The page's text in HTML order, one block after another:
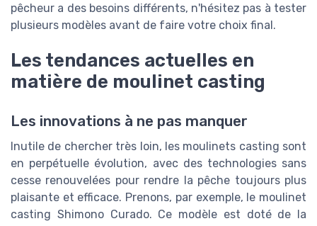
pêcheur a des besoins différents, n'hésitez pas à tester
plusieurs modèles avant de faire votre choix final.
Les tendances actuelles en
matière de moulinet casting
Les innovations à ne pas manquer
Inutile de chercher très loin, les moulinets casting sont
en perpétuelle évolution, avec des technologies sans
cesse renouvelées pour rendre la pêche toujours plus
plaisante et efficace. Prenons, par exemple, le moulinet
casting Shimono Curado. Ce modèle est doté de la